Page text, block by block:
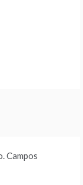
Campos